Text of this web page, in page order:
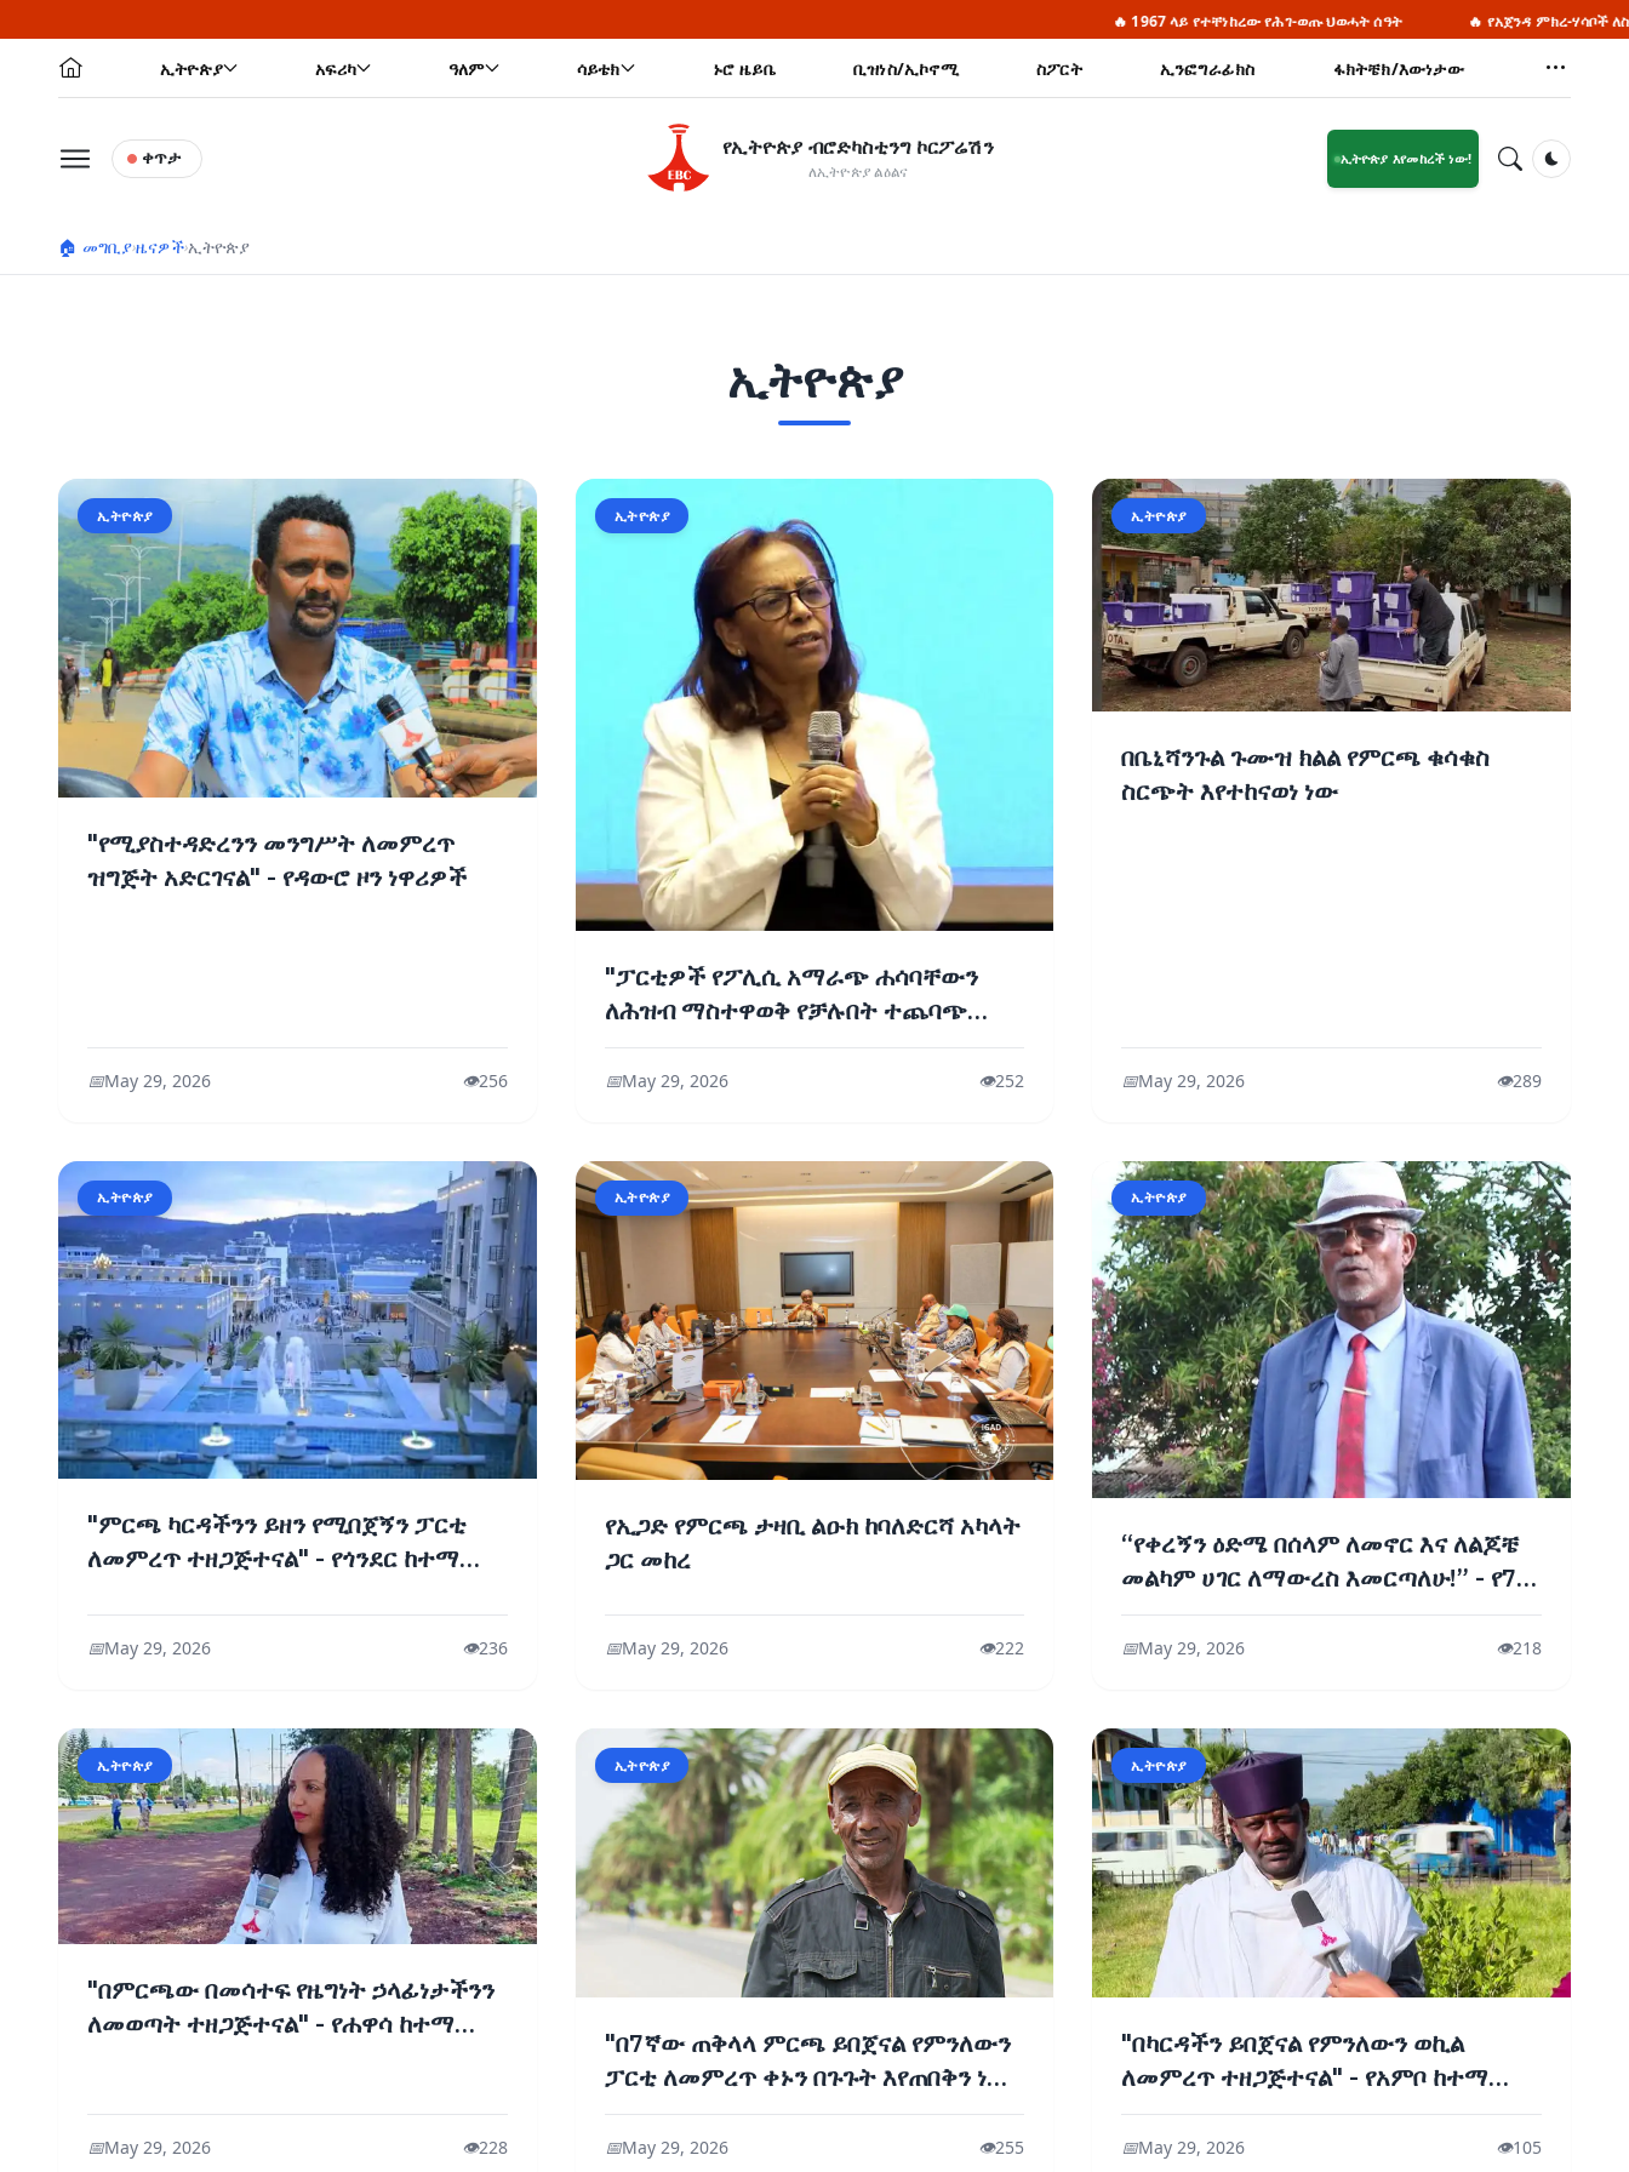
🔥 1967 ላይ የተቸነከረው የሕገ-ወጡ ህወሓት ሰዓት 🔥 የአጀንዳ ምክረ-ሃሳቦች ለስራ ቡድኖች
ኢትዮጵያ አፍሪካ ዓለም ሳይቴክ ኑሮ ዜይቤ ቢዝነስ/ኢኮኖሚ ስፖርት ኢንፎግራፊክስ ፋክትቼክ/እውነታው
ቀጥታ የኢትዮጵያ ብሮድካስቲንግ ኮርፖሬሽን
ለኢትዮጵያ ልዕልና
ኢትዮጵያ እየመከረች ነው!
Dark
🏠 መግቢያ›ዜናዎች›ኢትዮጵያ
ኢትዮጵያ
ኢትዮጵያ
"የሚያስተዳድረንን መንግሥት ለመምረጥ
ዝግጅት አድርገናል" - የዳውሮ ዞን ነዋሪዎች
📅May 29, 2026 👁️256
ኢትዮጵያ
"ፓርቲዎች የፖሊሲ አማራጭ ሐሳባቸውን
ለሕዝብ ማስተዋወቅ የቻሉበት ተጨባጭ
ተግባራት ተከናውነዋል" - ሜላትወርቅ ኃይሉ
📅May 29, 2026 👁️252
ኢትዮጵያ
በቤኒሻንጉል ጉሙዝ ክልል የምርጫ ቁሳቁስ
ስርጭት እየተከናወነ ነው
📅May 29, 2026 👁️289
ኢትዮጵያ
"ምርጫ ካርዳችንን ይዘን የሚበጀኝን ፓርቲ
ለመምረጥ ተዘጋጅተናል" - የጎንደር ከተማ
📅May 29, 2026 👁️236
ኢትዮጵያ
የኢጋድ የምርጫ ታዛቢ ልዑክ ከባለድርሻ አካላት
ጋር መከረ
📅May 29, 2026 👁️222
ኢትዮጵያ
“የቀረኝን ዕድሜ በሰላም ለመኖር እና ለልጆቼ
መልካም ሀገር ለማውረስ እመርጣለሁ!” - የ72
ዓመቱ የዕድሜ ባለፀጋ
📅May 29, 2026 👁️218
ኢትዮጵያ
"በምርጫው በመሳተፍ የዜግነት ኃላፊነታችንን
ለመወጣት ተዘጋጅተናል" - የሐዋሳ ከተማ
📅May 29, 2026 👁️228
ኢትዮጵያ
"በ7ኛው ጠቅላላ ምርጫ ይበጀናል የምንለውን
ፓርቲ ለመምረጥ ቀኑን በጉጉት እየጠበቅን ነው"
- የባሕር ዳር ከተማ ነዋሪዎች
📅May 29, 2026 👁️255
ኢትዮጵያ
"በካርዳችን ይበጀናል የምንለውን ወኪል
ለመምረጥ ተዘጋጅተናል" - የአምቦ ከተማ
ነዋሪዎች
📅May 29, 2026 👁️105